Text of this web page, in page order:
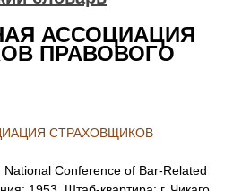
АССОЦИАЦИЯ
ПРАВОВОГО
СТРАХОВЩИКОВ
Conference of Bar-Related